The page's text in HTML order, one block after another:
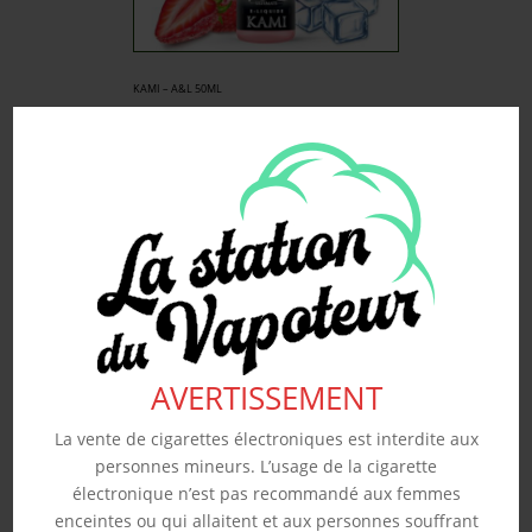
AVERTISSEMENT
La vente de cigarettes électroniques est interdite aux
personnes mineurs. L’usage de la cigarette
électronique n’est pas recommandé aux femmes
enceintes ou qui allaitent et aux personnes souffrant
KAMI – A&L 50ML
Souhaits
Voir produit